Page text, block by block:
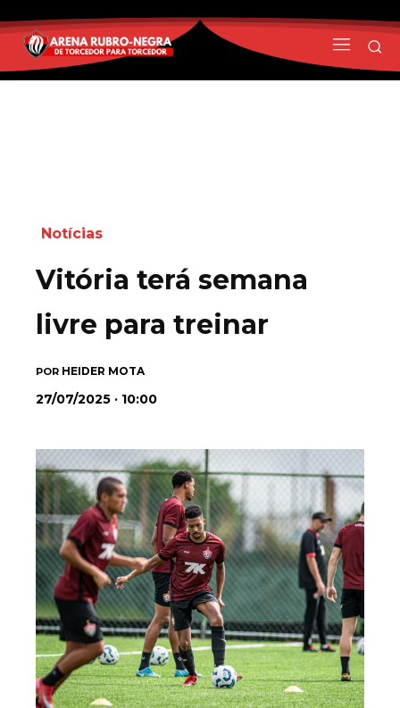
Notícias
Vitória terá semana
livre para treinar
POR HEIDER MOTA
27/07/2025 · 10:00